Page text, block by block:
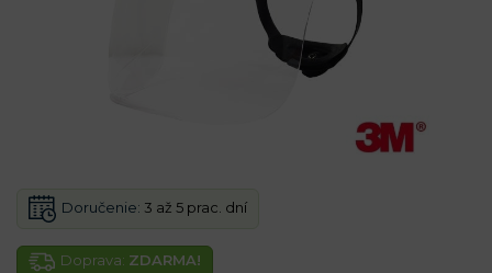
Doprava: ZDARMA!
Doručenie: 3 až 5 prac. dní